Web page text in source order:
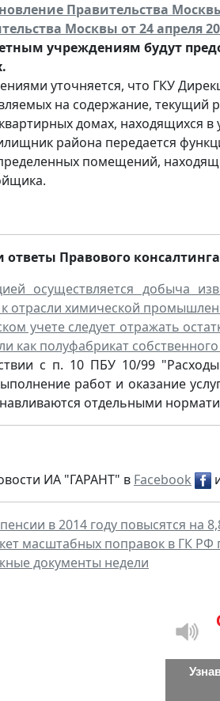
Правительства
Москвы от 24 апреля
учреждениям будут
уточняется, что ГКУ
на содержание, текущий
домах, находящихся
района передается
помещений,
ответы Правового
осуществляется добыча
к отрасли химической
учете следует отражать
как полуфабрикат
с п. 10 ПБУ 10/99
работ и оказание
отдельными
ИА "ГАРАНТ" в Facebook
в 2014 году повысятся на
масштабных поправок в ГК
документы недели